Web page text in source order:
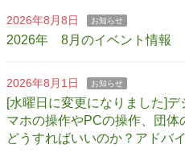
2026年8月8日 お知らせ
2026年 8月のイベント情報
2026年8月1日 お知らせ
[水曜日に変更になりました]
マホの操作やPCの操作、団
どうすればいいのか？アドバ